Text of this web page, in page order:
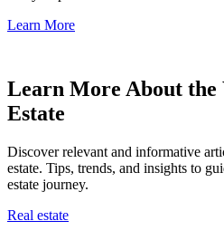
Learn More
Learn More About the
Estate
Discover relevant and informative
estate. Tips, trends, and insights to
estate journey.
Real estate